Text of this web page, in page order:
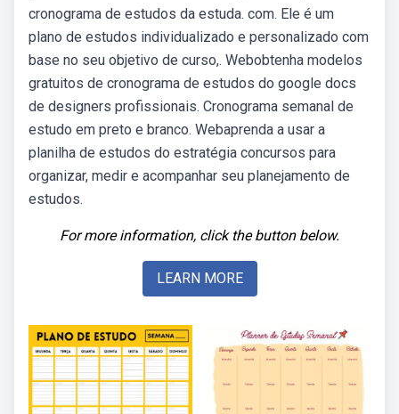
cronograma de estudos da estuda. com. Ele é um
plano de estudos individualizado e personalizado com
base no seu objetivo de curso,. Webobtenha modelos
gratuitos de cronograma de estudos do google docs
de designers profissionais. Cronograma semanal de
estudo em preto e branco. Webaprenda a usar a
planilha de estudos do estratégia concursos para
organizar, medir e acompanhar seu planejamento de
estudos.
For more information, click the button below.
LEARN MORE